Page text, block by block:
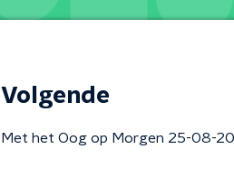
Volgende
Met het Oog op Morgen 25-08-